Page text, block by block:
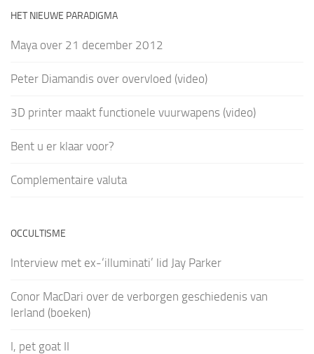
HET NIEUWE PARADIGMA
Maya over 21 december 2012
Peter Diamandis over overvloed (video)
3D printer maakt functionele vuurwapens (video)
Bent u er klaar voor?
Complementaire valuta
OCCULTISME
Interview met ex-‘illuminati’ lid Jay Parker
Conor MacDari over de verborgen geschiedenis van
Ierland (boeken)
I, pet goat II